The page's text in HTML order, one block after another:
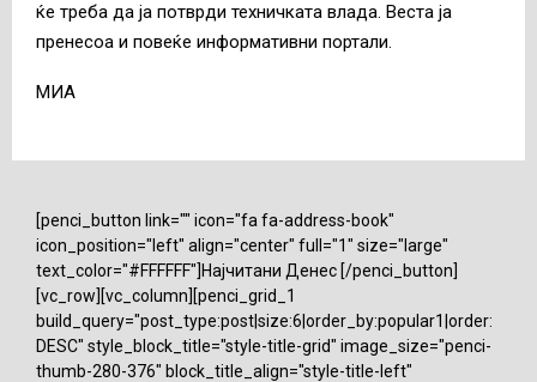
ќе треба да ја потврди техничката влада. Веста ја
пренесоа и повеќе информативни портали.
МИА
[penci_button link="" icon="fa fa-address-book"
icon_position="left" align="center" full="1" size="large"
text_color="#FFFFFF"]Најчитани Денес [/penci_button]
[vc_row][vc_column][penci_grid_1
build_query="post_type:post|size:6|order_by:popular1|order:
DESC" style_block_title="style-title-grid" image_size="penci-
thumb-280-376" block_title_align="style-title-left"